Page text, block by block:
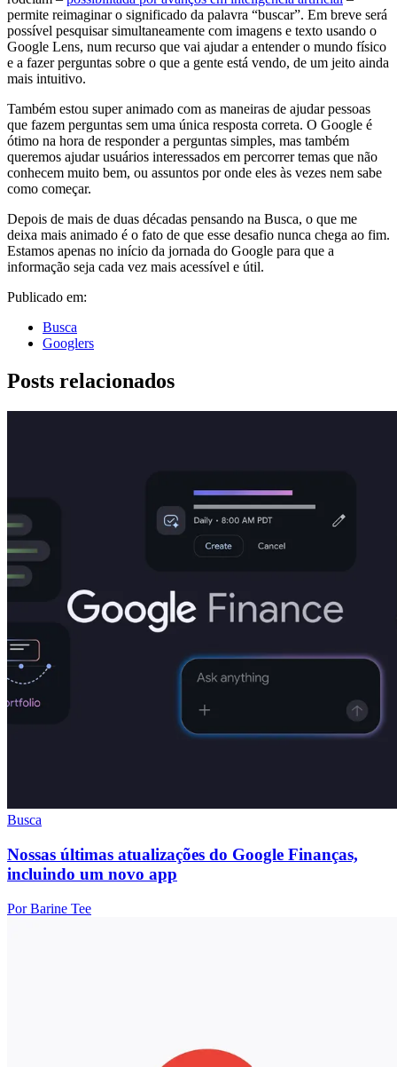
permite reimaginar o significado da palavra “buscar”. Em breve será
possível pesquisar simultaneamente com imagens e texto usando o
Google Lens, num recurso que vai ajudar a entender o mundo físico
e a fazer perguntas sobre o que a gente está vendo, de um jeito ainda
mais intuitivo.
Também estou super animado com as maneiras de ajudar pessoas
que fazem perguntas sem uma única resposta correta. O Google é
ótimo na hora de responder a perguntas simples, mas também
queremos ajudar usuários interessados em percorrer temas que não
conhecem muito bem, ou assuntos por onde eles às vezes nem sabe
como começar.
Depois de mais de duas décadas pensando na Busca, o que me
deixa mais animado é o fato de que esse desafio nunca chega ao fim.
Estamos apenas no início da jornada do Google para que a
informação seja cada vez mais acessível e útil.
Publicado em:
Busca
Googlers
Posts relacionados
Busca
Nossas últimas atualizações do Google Finanças,
incluindo um novo app
Por Barine Tee